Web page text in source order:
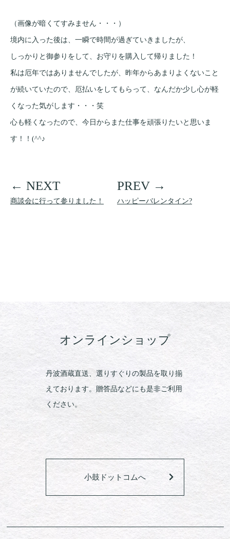
（画像が暗くてすみません・・・）
境内に入った後は、一瞬で時間が過ぎていきましたが、
しっかりと御参りをして、お守りを購入して帰りました！
私は厄年ではありませんでしたが、昨年からあまりよくないこと
が続いていたので、厄払いをしてもらって、なんだか少し心が軽
くなった気がします・・・笑
心も軽くなったので、今日からまた仕事を頑張りたいと思いま
す！！(^^♪
商談会に行って参りました！ ハッピーバレンタイン?
オンラインショップ
丹波酒蔵直送、選りすぐりの製品を取り揃
えております。贈答品などにも是非ご利用
ください。
小鼓ドットコムへ